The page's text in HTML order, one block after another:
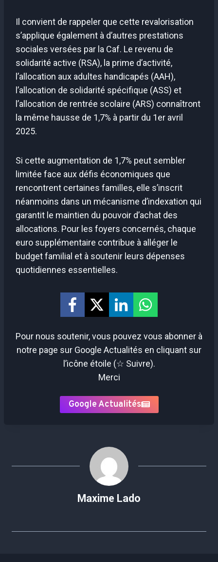
Il convient de rappeler que cette revalorisation
s’applique également à d’autres prestations
sociales versées par la Caf. Le revenu de
solidarité active (RSA), la prime d’activité,
l’allocation aux adultes handicapés (AAH),
l’allocation de solidarité spécifique (ASS) et
l’allocation de rentrée scolaire (ARS) connaîtront
la même hausse de 1,7% à partir du 1er avril
2025.
Si cette augmentation de 1,7% peut sembler
limitée face aux défis économiques que
rencontrent certaines familles, elle s’inscrit
néanmoins dans un mécanisme d’indexation qui
garantit le maintien du pouvoir d’achat des
allocations. Pour les foyers concernés, chaque
euro supplémentaire contribue à alléger le
budget familial et à soutenir leurs dépenses
quotidiennes essentielles.
Pour nous soutenir, vous pouvez vous abonner à
notre page sur Google Actualités en cliquant sur
l’icône étoile (☆ Suivre).
Merci
Google Actualités
Maxime Lado